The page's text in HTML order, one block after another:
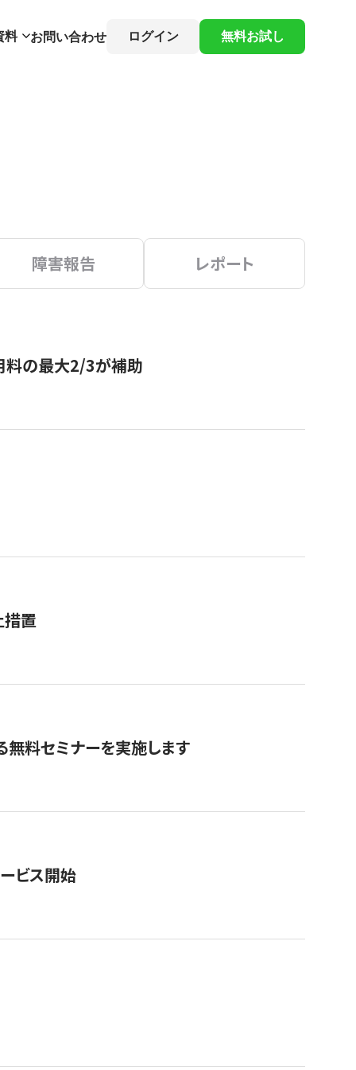
料 お問い合わせ ログイン 無料お試し
障害報告 レポート
料の最大2/3が補助
措置
無料セミナーを実施します
ビス開始